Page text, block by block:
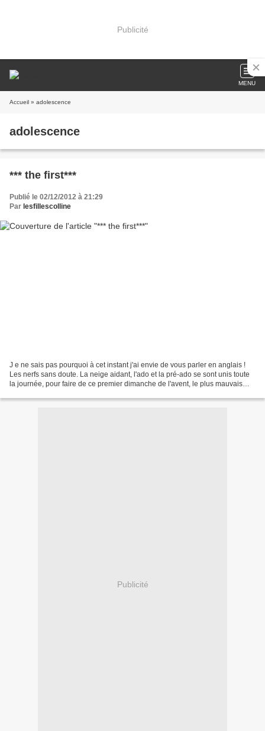
Publicité
MENU
Accueil » adolescence
adolescence
*** the first***
Publié le 02/12/2012 à 21:29
Par lesfillescolline
J e ne sais pas pourquoi à cet instant j'ai envie de vous parler en anglais !
Les nerfs sans doute. La neige aidant, l'ado et la pré-ado se sont unis toute
la journée, pour faire de ce premier dimanche de l'avent, le plus mauvais
Publicité